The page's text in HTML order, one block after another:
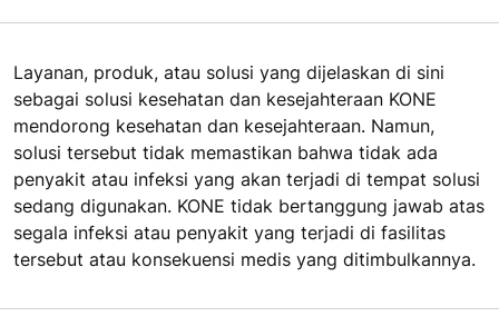
Layanan, produk, atau solusi yang dijelaskan di sini
sebagai solusi kesehatan dan kesejahteraan KONE
mendorong kesehatan dan kesejahteraan. Namun,
solusi tersebut tidak memastikan bahwa tidak ada
penyakit atau infeksi yang akan terjadi di tempat solusi
sedang digunakan. KONE tidak bertanggung jawab atas
segala infeksi atau penyakit yang terjadi di fasilitas
tersebut atau konsekuensi medis yang ditimbulkannya.